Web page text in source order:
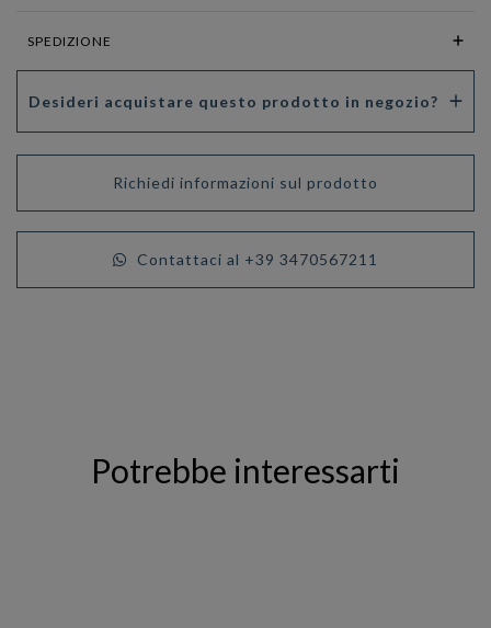
SPEDIZIONE
Desideri acquistare questo prodotto in negozio?
Richiedi informazioni sul prodotto
Contattaci al +39 3470567211
Potrebbe interessarti